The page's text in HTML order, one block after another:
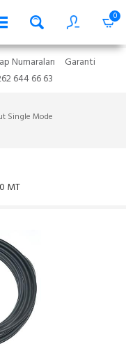
0
Numaraları
Garanti
644 66 63
Single Mode
MT